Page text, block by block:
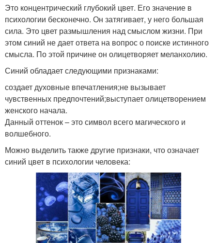
Это концентрический глубокий цвет. Его значение в
психологии бесконечно. Он затягивает, у него большая
сила. Это цвет размышления над смыслом жизни. При
этом синий не дает ответа на вопрос о поиске истинного
смысла. По этой причине он олицетворяет меланхолию.
Синий обладает следующими признаками:
создает духовные впечатления;не вызывает
чувственных предпочтений;выступает олицетворением
женского начала.
Данный оттенок – это символ всего магического и
волшебного.
Можно выделить также другие признаки, что означает
синий цвет в психологии человека: